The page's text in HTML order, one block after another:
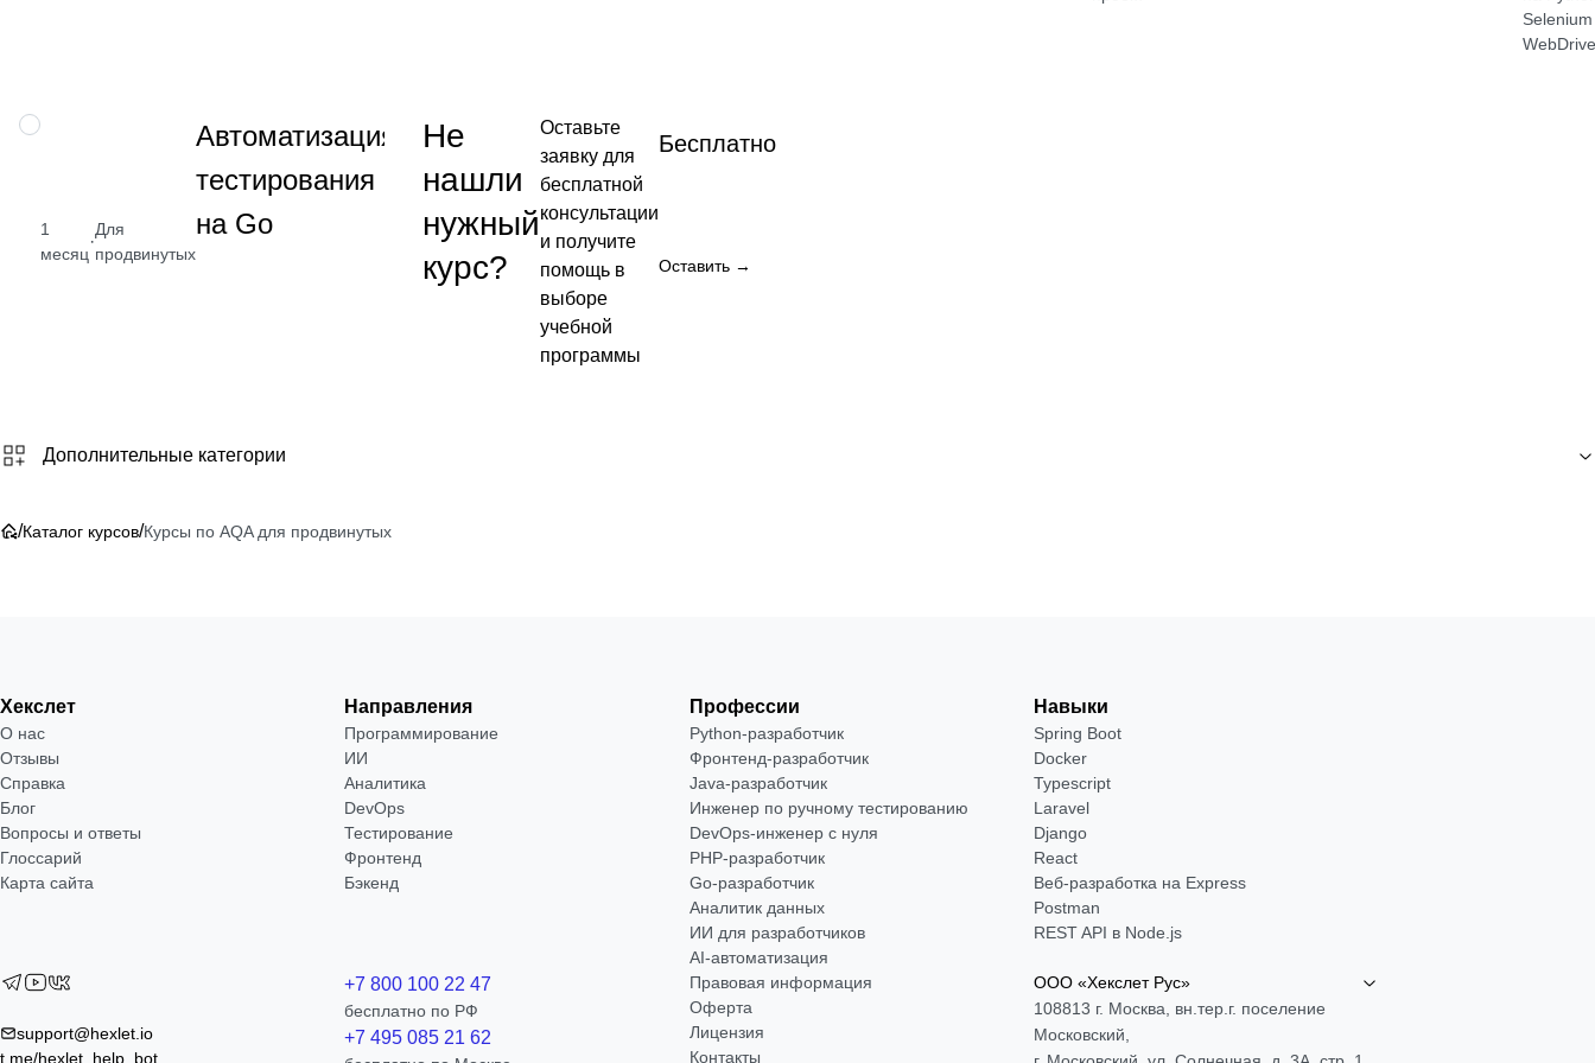
Selenium
НАВЫК
1
месяц
·
Для
продвинутых
Автоматизация
тестирования
на Go
Навык
тестирования
на Go
от 2 400
Посмотреть
Не
нашли
нужный
курс?
Оставьте
заявку для
бесплатной
консультации
и получите
помощь в
выборе
учебной
программы
Бесплатно
Оставить →
Дополнительные категории
/Каталог курсов/Курсы по AQA для продвинутых
Хекслет
О нас
Отзывы
Справка
Блог
Вопросы и ответы
Глоссарий
Карта сайта
Направления
Программирование
ИИ
Аналитика
DevOps
Тестирование
Фронтенд
Бэкенд
Профессии
Python-разработчик
Фронтенд-разработчик
Java-разработчик
Инженер по ручному тестированию
DevOps-инженер с нуля
РНР-разработчик
Go-разработчик
Аналитик данных
ИИ для разработчиков
AI-автоматизация
Навыки
Spring Boot
Docker
Typescript
Laravel
Django
React
Веб-разработка на Express
Postman
REST API в Node.js
support@hexlet.io
t.me/hexlet_help_bot
+7 800 100 22 47
бесплатно по РФ
+7 495 085 21 62
Правовая информация
Оферта
Лицензия
Контакты
ООО «Хекслет Рус»
108813 г. Москва, вн.тер.г. поселение
Московский,